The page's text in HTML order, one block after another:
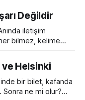
ve sakin ekip
diktatöre dönüşüyor. Her fikre açık olan
Değildir
iletişim
bilmez, kelime
da sanki hep
zaman çekimlerini
ve Helsinki
bir bilet, kafanda
ne mi olur?